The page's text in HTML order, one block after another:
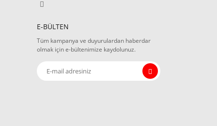
E-BÜLTEN
Tüm kampanya ve duyurulardan haberdar
olmak için e-bültenimize kaydolunuz.